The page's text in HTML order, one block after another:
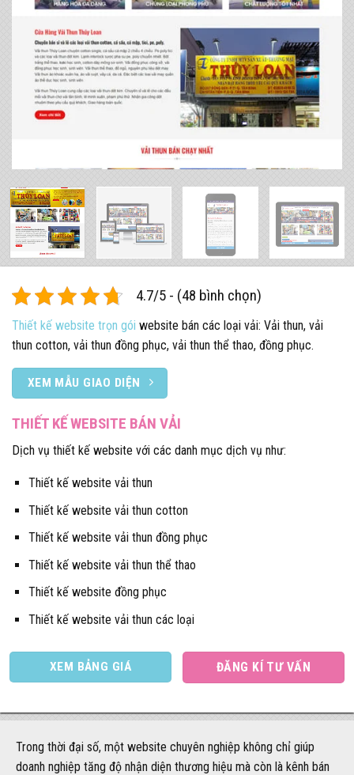
4.7/5 - (48 bình chọn)
Thiết kế website trọn gói website bán các loại vải: Vải thun, vải
thun cotton, vải thun đồng phục, vải thun thể thao, đồng phục.
XEM MẪU GIAO DIỆN
THIẾT KẾ WEBSITE BÁN VẢI
Dịch vụ thiết kế website với các danh mục dịch vụ như:
Thiết kế website vải thun
Thiết kế website vải thun cotton
Thiết kế website vải thun đồng phục
Thiết kế website vải thun thể thao
Thiết kế website đồng phục
Thiết kế website vải thun các loại
XEM BẢNG GIÁ ĐĂNG KÍ TƯ VẤN
Trong thời đại số, một website chuyên nghiệp không chỉ giúp
doanh nghiệp tăng độ nhận diện thương hiệu mà còn là kênh bán